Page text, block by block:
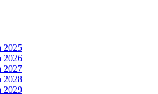
2025
2026
2027
2028
2029